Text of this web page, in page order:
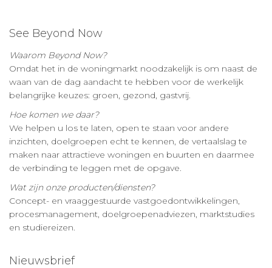
See Beyond Now
Waarom Beyond Now?
Omdat het in de woningmarkt noodzakelijk is om naast de
waan van de dag aandacht te hebben voor de werkelijk
belangrijke keuzes: groen, gezond, gastvrij.
Hoe komen we daar?
We helpen u los te laten, open te staan voor andere
inzichten, doelgroepen echt te kennen, de vertaalslag te
maken naar attractieve woningen en buurten en daarmee
de verbinding te leggen met de opgave.
Wat zijn onze producten/diensten?
Concept- en vraaggestuurde vastgoedontwikkelingen,
procesmanagement, doelgroepenadviezen, marktstudies
en studiereizen.
Nieuwsbrief